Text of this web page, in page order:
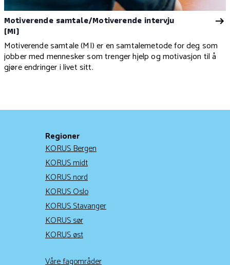
Motiverende samtale/Motiverende intervju
(MI)
Motiverende samtale (MI) er en samtalemetode for deg som
jobber med mennesker som trenger hjelp og motivasjon til å
gjøre endringer i livet sitt.
Regioner
KORUS Bergen
KORUS midt
KORUS nord
KORUS Oslo
KORUS Stavanger
KORUS sør
KORUS øst
Våre fagområder